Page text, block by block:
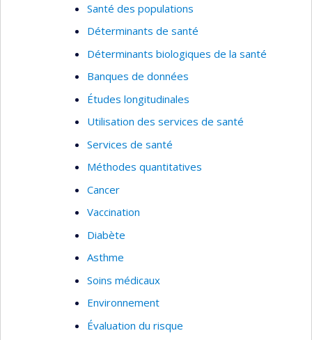
Santé des populations
Déterminants de santé
Déterminants biologiques de la santé
Banques de données
Études longitudinales
Utilisation des services de santé
Services de santé
Méthodes quantitatives
Cancer
Vaccination
Diabète
Asthme
Soins médicaux
Environnement
Évaluation du risque